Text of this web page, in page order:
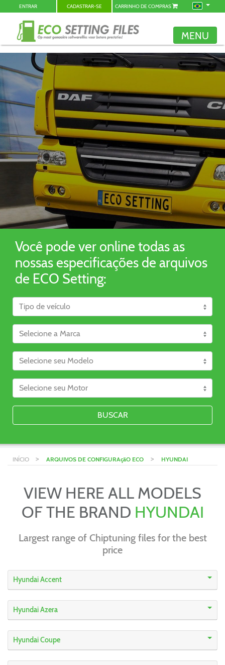
ENTRAR CADASTRAR-SE CARRINHO DE COMPRAS
MENU
Você pode ver online todas as
nossas especificações de arquivos
de ECO Setting:
BUSCAR
INÍCIO > ARQUIVOS DE CONFIGURAçãO ECO > HYUNDAI
VIEW HERE ALL MODELS
OF THE BRAND HYUNDAI
Largest range of Chiptuning files for the best
price
Hyundai Accent
Hyundai Azera
Hyundai Coupe